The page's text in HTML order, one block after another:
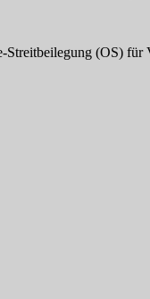
(OS) für